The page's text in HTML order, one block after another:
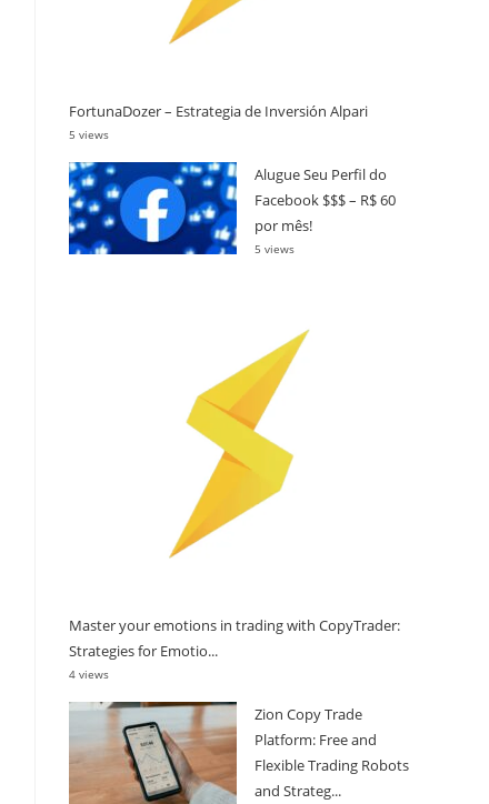
FortunaDozer – Estrategia de Inversión Alpari
5 views
Alugue Seu Perfil do
Facebook $$$ – R$ 60
por mês!
5 views
Master your emotions in trading with CopyTrader:
Strategies for Emotio...
4 views
Zion Copy Trade
Platform: Free and
Flexible Trading Robots
and Strateg...